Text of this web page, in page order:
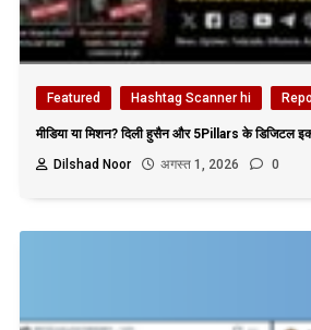
Featured Hashtag Scanner hi
मीडिया या मिशन? दिली हुसैन और 5Pillars के डिजिटल
Dilshad Noor
अगस्त 1, 2026 0